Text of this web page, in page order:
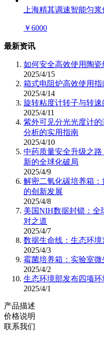
上海精其调速智能匀浆
￥6000
最新资讯
如何安全高效使用陶
2025/4/15
箱式电阻炉高效使用
2025/4/14
旋转粘度计转子与转
2025/4/11
紫外可见分光光度计
分析的实用指南
2025/4/10
中药质量安全升级之
新的全球化破局
2025/4/9
解密二氧化碳培养箱
的创新发展
2025/4/8
美国NIH数据封锁：全
对之道
2025/4/7
数据生命线：生态环
2025/4/3
霉菌培养箱：实验室
2025/4/2
生态环境部发布四项
2025/4/1
产品描述
价格说明
联系我们